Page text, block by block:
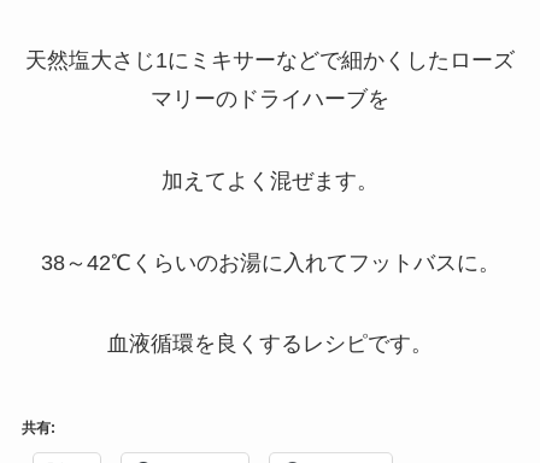
天然塩大さじ1にミキサーなどで細かくしたローズ
マリーのドライハーブを
加えてよく混ぜます。
38～42℃くらいのお湯に入れてフットバスに。
血液循環を良くするレシピです。
共有: